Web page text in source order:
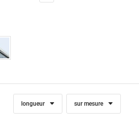
longueur sur mesure